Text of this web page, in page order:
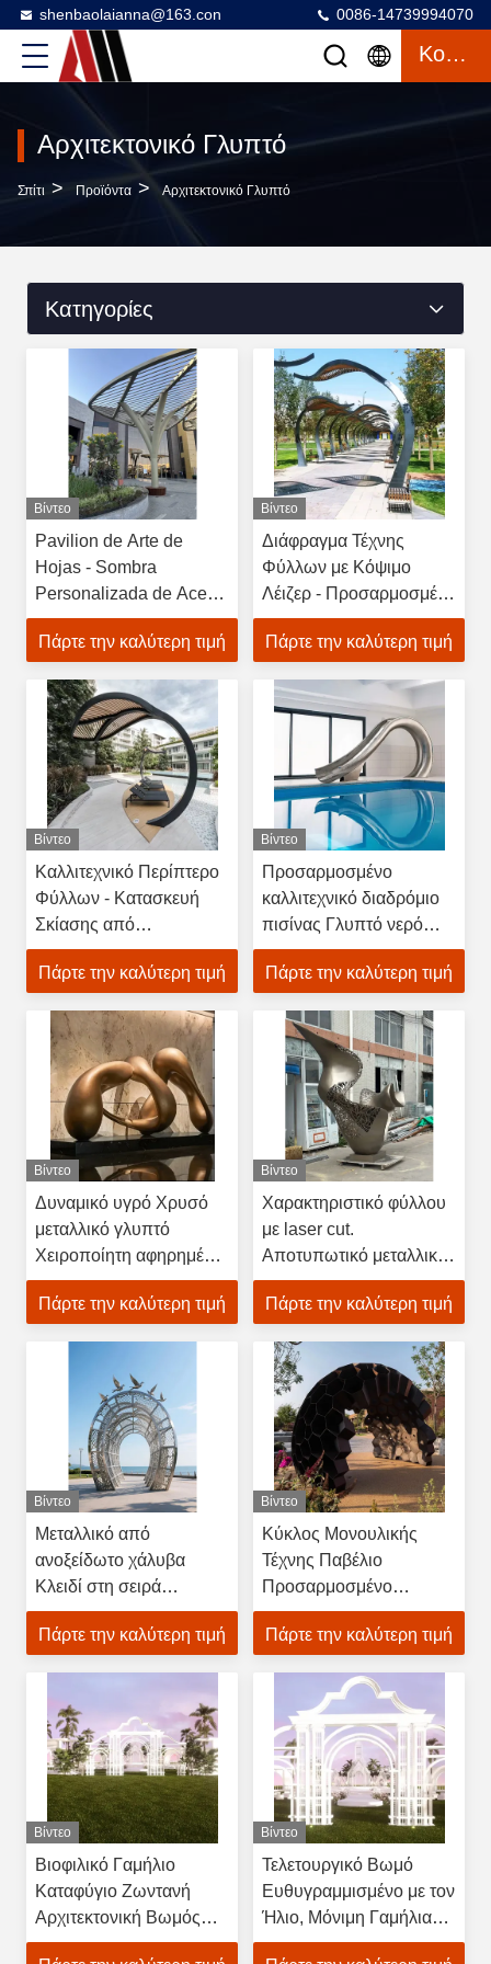
shenbaolaianna@163.con 0086-14739994070
Κουβέντα
Αρχιτεκτονικό Γλυπτό
Σπίτι > Προϊόντα > Αρχιτεκτονικό Γλυπτό
Κατηγορίες
Βίντεο
Pavilion de Arte de
Hojas - Sombra
Personalizada de Acero
Inoxidable para
Propiedades de Lujo
Πάρτε την καλύτερη τιμή
Βίντεο
Διάφραγμα Τέχνης
Φύλλων με Κόψιμο
Λέιζερ - Προσαρμοσμένο
Πανεπιστήμιο από
ανοξείδωτο χάλυβα για
Πάρτε την καλύτερη τιμή
Βίντεο
Καλλιτεχνικό Περίπτερο
Φύλλων - Κατασκευή
Σκίασης από
Ανοξείδωτο Ατσάλι για
Χώρους Εκδηλώσεων
Πάρτε την καλύτερη τιμή
Βίντεο
Προσαρμοσμένο
καλλιτεχνικό διαδρόμιο
πισίνας Γλυπτό νερό
από ανοξείδωτο χάλυβα
Για πολυτελή ξενοδοχεία
Πάρτε την καλύτερη τιμή
Βίντεο
Δυναμικό υγρό Χρυσό
μεταλλικό γλυπτό
Χειροποίητη αφηρημένη
τέχνη για το ξενοδοχείο
Garden
Πάρτε την καλύτερη τιμή
Βίντεο
Χαρακτηριστικό φύλλου
με laser cut.
Αποτυπωτικό μεταλλικό
γλυπτό με κυματισμό.
Πάρτε την καλύτερη τιμή
Βίντεο
Μεταλλικό από
ανοξείδωτο χάλυβα
Κλειδί στη σειρά
Αρχιτέκτονας Γλυπτά Για
Αρχιτέκτονες
Πάρτε την καλύτερη τιμή
Βίντεο
Κύκλος Μονουλικής
Τέχνης Παβέλιο
Προσαρμοσμένο
Αρχιτεκτονικό Γλυπτό
Για Τοπίο Ακινήτων
Πάρτε την καλύτερη τιμή
Βίντεο
Βιοφιλικό Γαμήλιο
Καταφύγιο Ζωντανή
Αρχιτεκτονική Βωμός
Τελετής Με
Βίντεο
Τελετουργικό Βωμό
Ευθυγραμμισμένο με τον
Ήλιο, Μόνιμη Γαμήλια
Κατασκευή με Εποχιακό